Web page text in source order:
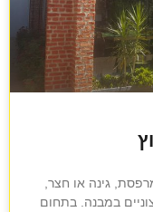
גינה או חצר,
במבנה. בתחום